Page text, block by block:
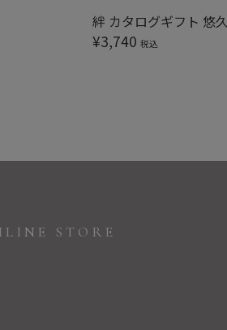
絆 カタログギフト 悠久
¥3,740 税込
STORE